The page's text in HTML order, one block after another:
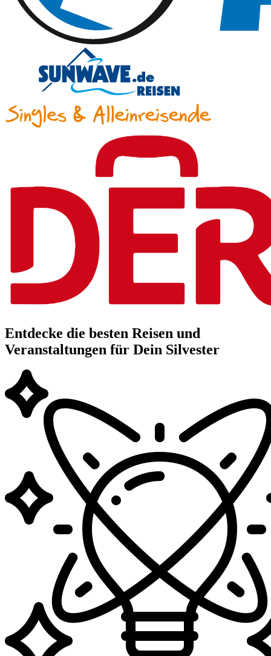
Entdecke die besten Reisen und
Veranstaltungen für Dein Silvester